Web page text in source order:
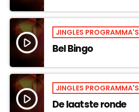
play_arrow
JINGLES PROGRAMMA'S
Bel Bingo
play_arrow
JINGLES PROGRAMMA'S
De laatste ronde